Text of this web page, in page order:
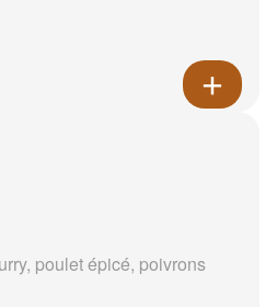
poulet épicé, poivrons